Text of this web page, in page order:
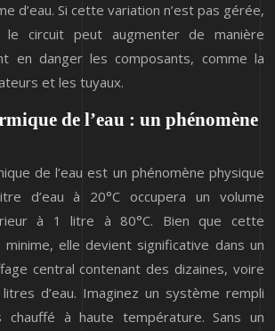
d’eau. Si cette variation n’est pas gérée,
le circuit peut augmenter de manière
en danger les composants, comme la
et les tuyaux.
de l’eau : un phénomène
de l’eau est un phénomène physique
d’eau à 20°C occupera un volume
à 1 litre à 80°C. Bien que cette
elle devient significative dans un
central contenant des dizaines, voire
d’eau. Imaginez un système rempli
chauffé à haute température. Sans un